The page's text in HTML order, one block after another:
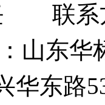
联
山东华
华东路